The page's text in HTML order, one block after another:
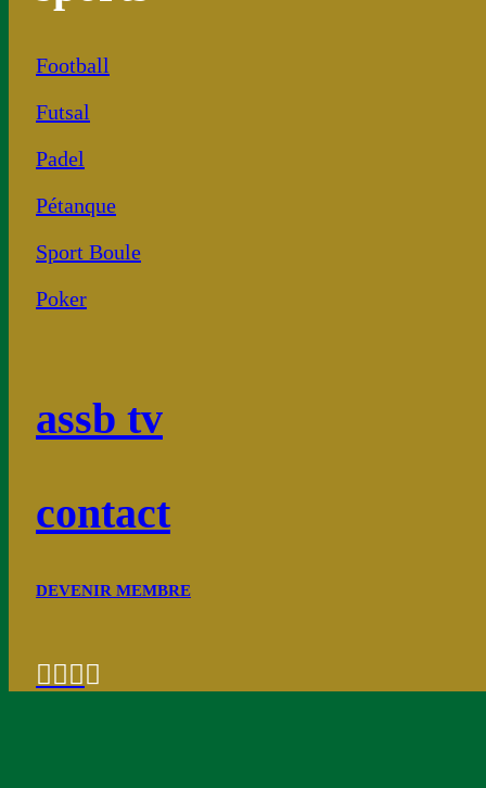
Football
Futsal
Padel
Pétanque
Sport Boule
Poker
assb tv
contact
DEVENIR MEMBRE